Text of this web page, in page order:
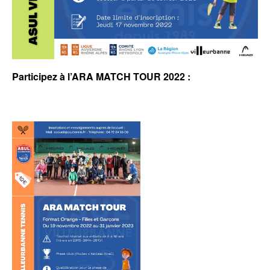
Participez à l’ARA MATCH TOUR 2022 :